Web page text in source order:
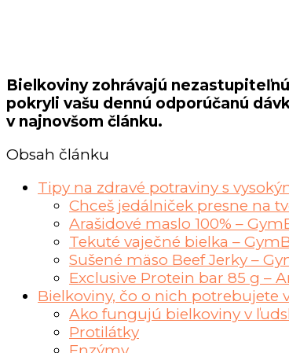
Bielkoviny zohrávajú
pokryli vašu dennú odporúčanú
v najnovšom článku.
Obsah článku
Tipy na zdravé potraviny s
Chceš jedálniček presne na
Arašidové maslo 100% –
Tekuté vaječné bielka –
Sušené mäso Beef Jerky –
Exclusive Protein bar 85 g –
Bielkoviny, čo o nich potrebujete
Ako fungujú bielkoviny v
Protilátky